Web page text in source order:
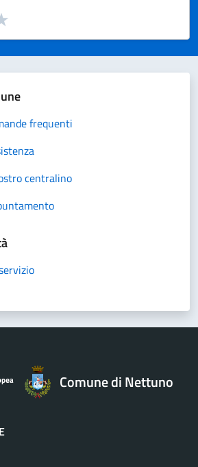
pagina
5 stelle su 5
4 stelle su 5
su 5
su 5
5
frequenti
centralino
Comune di Nettuno